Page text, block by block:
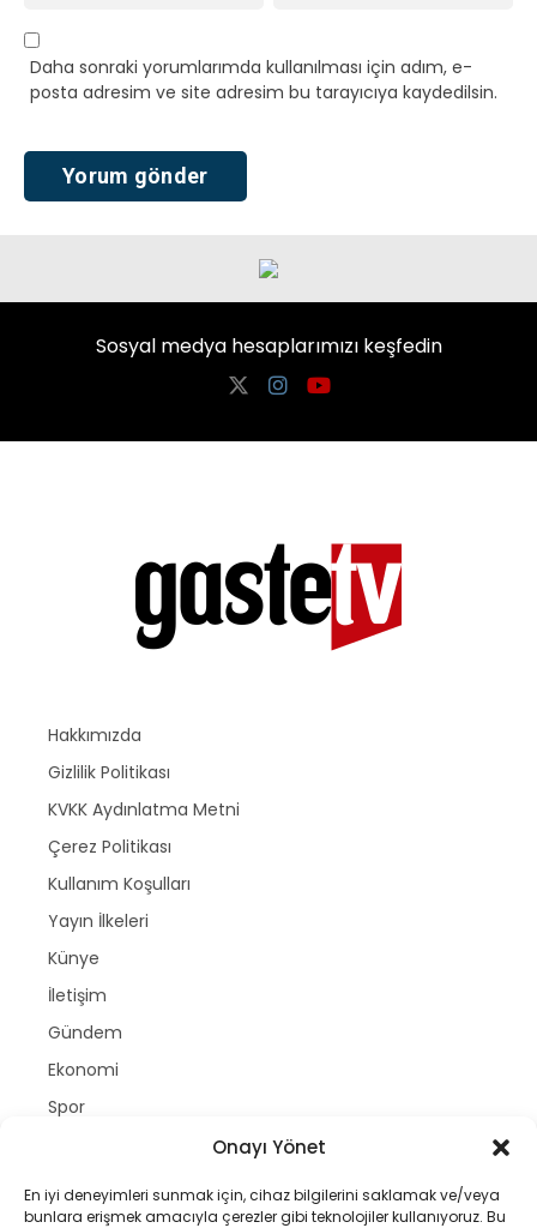
Onayı Yönet
En iyi deneyimleri sunmak için, cihaz bilgilerini saklamak ve/veya
bunlara erişmek amacıyla çerezler gibi teknolojiler kullanıyoruz. Bu
Daha sonraki yorumlarımda kullanılması için adım, e-
posta adresim ve site adresim bu tarayıcıya kaydedilsin.
Sosyal medya hesaplarımızı keşfedin
Hakkımızda
Gizlilik Politikası
KVKK Aydınlatma Metni
Çerez Politikası
Kullanım Koşulları
Yayın İlkeleri
Künye
İletişim
Gündem
Ekonomi
Spor
Dünya